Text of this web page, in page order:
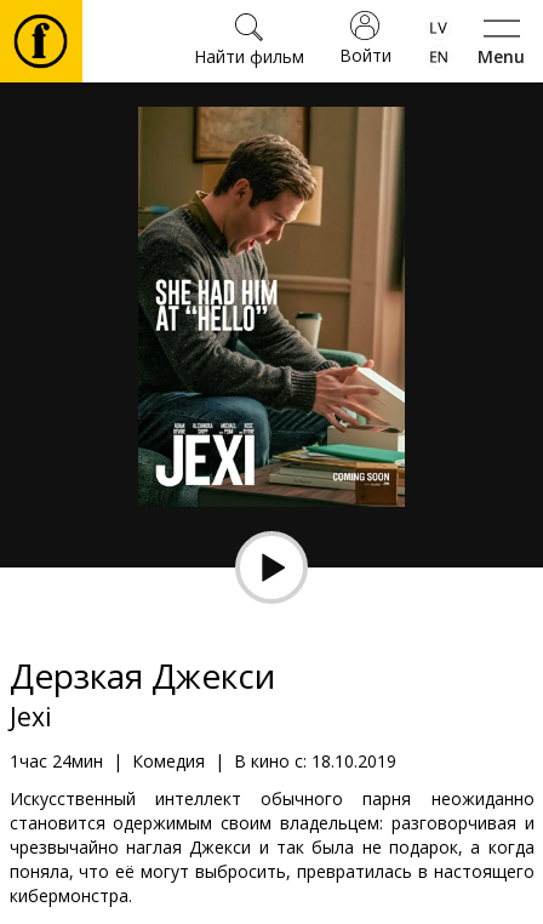
Menu
Войти
Найти фильм
Фильмы
Культура
Мероприятия
Новости
Подарки
Клуб
Дерзкая Джекси
Jexi
1час 24мин | Комедия | В кино с: 18.10.2019
Искусственный интеллект обычного парня неожиданно
становится одержимым своим владельцем: разговорчивая и
чрезвычайно наглая Джекси и так была не подарок, а когда
поняла, что её могут выбросить, превратилась в настоящего
кибермонстра.